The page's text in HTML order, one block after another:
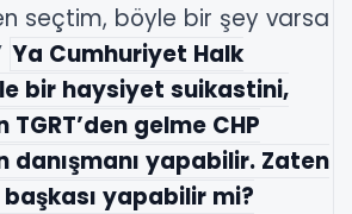
seçtim, böyle bir şey varsa
Ya Cumhuriyet Halk
bir haysiyet suikastini,
gelme CHP
danışmanı yapabilir. Zaten
yapabilir mi?